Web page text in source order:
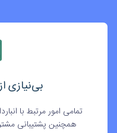
بی‌نیازی
تمامی امور مرتبط با
همچنین پشتیبانی